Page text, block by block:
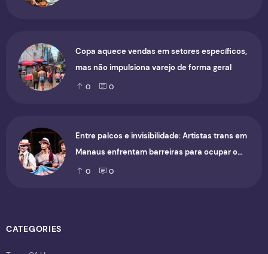
Copa aquece vendas em setores específicos,
mas não impulsiona varejo de forma geral
0 0
Entre palcos e invisibilidade: Artistas trans em
Manaus enfrentam barreiras para ocupar o
cenário cultural
0 0
CATEGORIES